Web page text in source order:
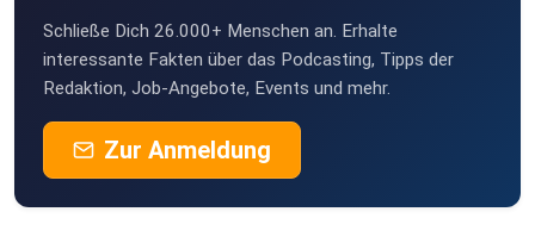
Schließe Dich 26.000+ Menschen an. Erhalte
interessante Fakten über das Podcasting, Tipps der
Redaktion, Job-Angebote, Events und mehr.
Zur Anmeldung